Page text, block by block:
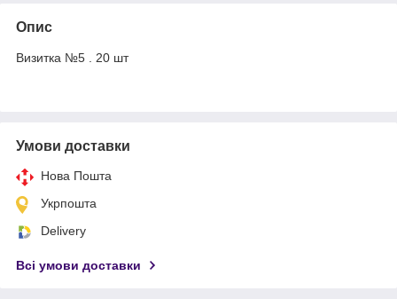
Опис
Визитка №5 . 20 шт
Умови доставки
Нова Пошта
Укрпошта
Delivery
Всі умови доставки